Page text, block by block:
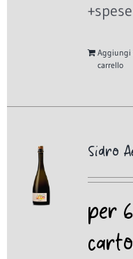
Aggiungi
carrello
Sidro
per